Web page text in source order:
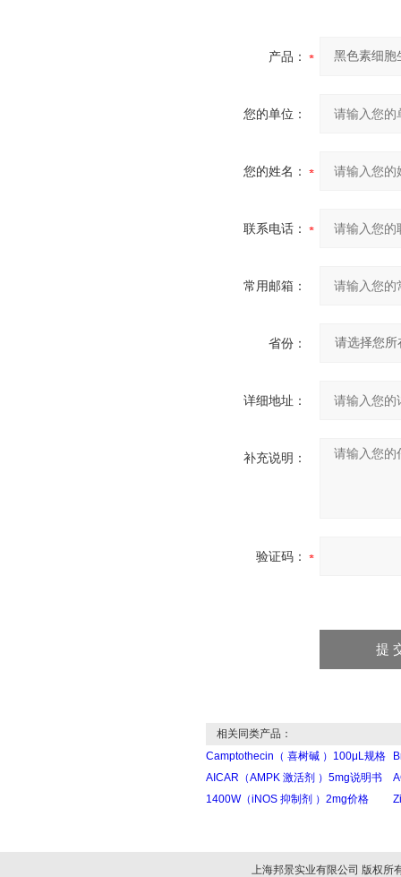
产品：
您的单位：
您的姓名：
联系电话：
常用邮箱：
省份：
详细地址：
补充说明：
验证码：
相关同类产品：
Camptothecin（ 喜树碱 ）100μL规格
AICAR（AMPK 激活剂 ）5mg说明书
1400W（iNOS 抑制剂 ）2mg价格
上海邦景实业有限公司 版权所